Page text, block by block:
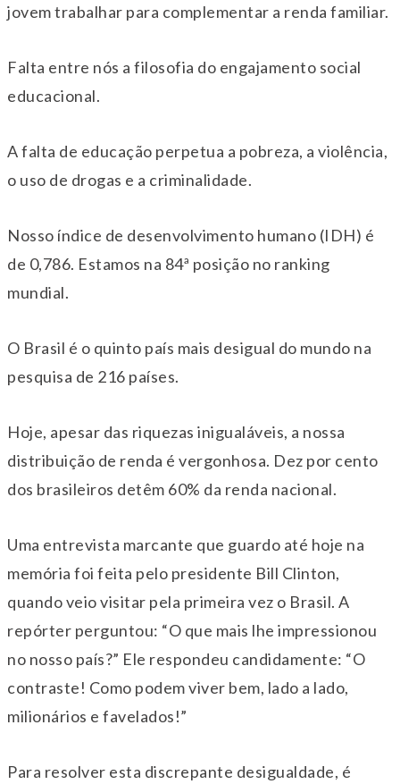
jovem trabalhar para complementar a renda familiar.
Falta entre nós a filosofia do engajamento social
educacional.
A falta de educação perpetua a pobreza, a violência,
o uso de drogas e a criminalidade.
Nosso índice de desenvolvimento humano (IDH) é
de 0,786. Estamos na 84ª posição no ranking
mundial.
O Brasil é o quinto país mais desigual do mundo na
pesquisa de 216 países.
Hoje, apesar das riquezas inigualáveis, a nossa
distribuição de renda é vergonhosa. Dez por cento
dos brasileiros detêm 60% da renda nacional.
Uma entrevista marcante que guardo até hoje na
memória foi feita pelo presidente Bill Clinton,
quando veio visitar pela primeira vez o Brasil. A
repórter perguntou: “O que mais lhe impressionou
no nosso país?” Ele respondeu candidamente: “O
contraste! Como podem viver bem, lado a lado,
milionários e favelados!”
Para resolver esta discrepante desigualdade, é